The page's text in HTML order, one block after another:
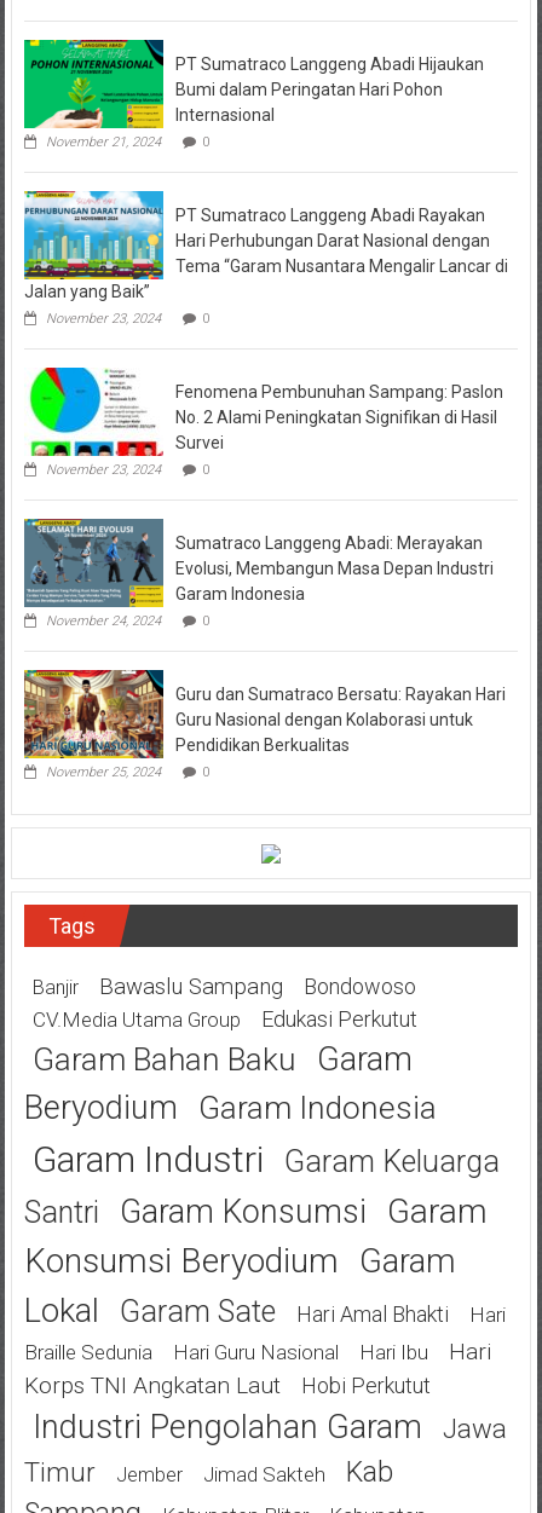
PT Sumatraco Langgeng Abadi Hijaukan
Bumi dalam Peringatan Hari Pohon
Internasional
November 21, 2024 0
PT Sumatraco Langgeng Abadi Rayakan
Hari Perhubungan Darat Nasional dengan
Tema “Garam Nusantara Mengalir Lancar di
Jalan yang Baik”
November 23, 2024 0
Fenomena Pembunuhan Sampang: Paslon
No. 2 Alami Peningkatan Signifikan di Hasil
Survei
November 23, 2024 0
Sumatraco Langgeng Abadi: Merayakan
Evolusi, Membangun Masa Depan Industri
Garam Indonesia
November 24, 2024 0
Guru dan Sumatraco Bersatu: Rayakan Hari
Guru Nasional dengan Kolaborasi untuk
Pendidikan Berkualitas
November 25, 2024 0
Tags
Banjir Bawaslu Sampang Bondowoso
CV.Media Utama Group Edukasi Perkutut
Garam Bahan Baku
Garam
Beryodium
Garam Indonesia
Garam Industri
Garam Keluarga
Santri
Garam Konsumsi
Garam
Konsumsi Beryodium
Garam
Lokal
Garam Sate Hari Amal Bhakti
Hari
Braille Sedunia
Hari Guru Nasional Hari Ibu
Hari
Korps TNI Angkatan Laut
Hobi Perkutut
Industri Pengolahan Garam
Jawa
Timur
Jember Jimad Sakteh
Kab